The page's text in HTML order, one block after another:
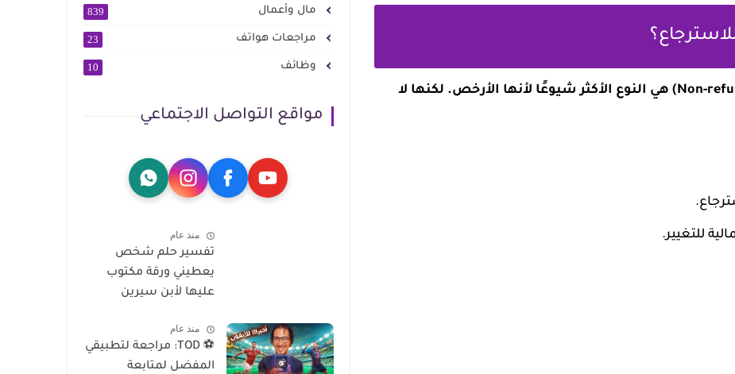
التذكرة غير القابلة للاسترجاع (Non-refundable Ticket) هي النوع الأكثر شيوعًا لأنها الأرخص. لكنها لا
للتغيير.
مال وأعمال 839
مراجعات هواتف 23
وظائف 10
مواقع التواصل الاجتماعي
منذ عام
تفسير حلم شخص
يعطيني ورقة مكتوب
عليها لأبن سيرين
منذ عام
⚽ TOD: مراجعة لتطبيقي
المفضل لمتابعة